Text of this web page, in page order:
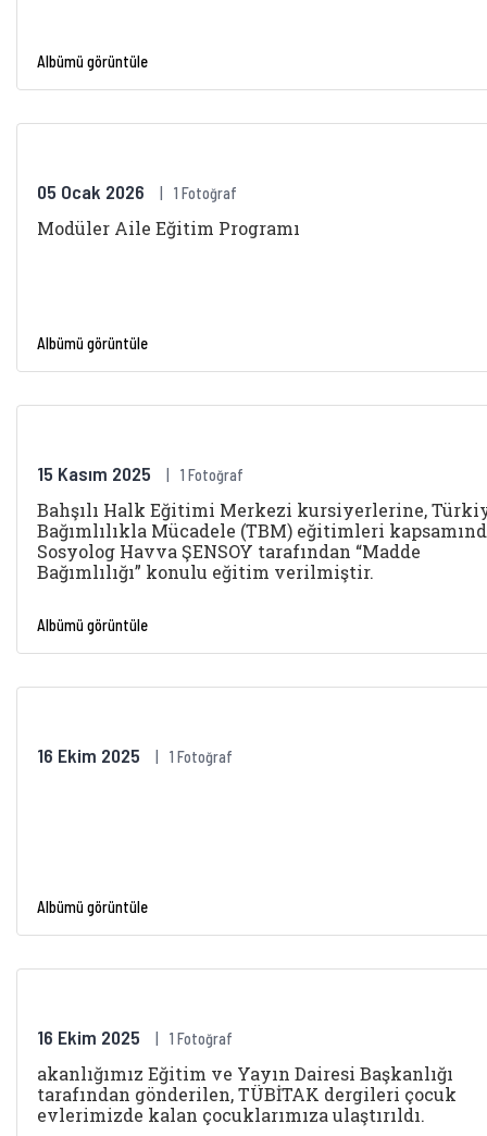
Albümü görüntüle
05 Ocak 2026 1 Fotoğraf
Modüler Aile Eğitim Programı
Albümü görüntüle
15 Kasım 2025 1 Fotoğraf
Bahşılı Halk Eğitimi Merkezi kursiyerlerine,
Bağımlılıkla Mücadele (TBM) eğitimleri
Sosyolog Havva ŞENSOY tarafından “Madde
Bağımlılığı” konulu eğitim verilmiştir.
Albümü görüntüle
16 Ekim 2025 1 Fotoğraf
Albümü görüntüle
16 Ekim 2025 1 Fotoğraf
akanlığımız Eğitim ve Yayın Dairesi Başkanlığı
tarafından gönderilen, TÜBİTAK dergileri çocuk
evlerimizde kalan çocuklarımıza ulaştırıldı.